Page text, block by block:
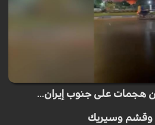
هجمات على جنوب إيران...
وقشم وسيريك